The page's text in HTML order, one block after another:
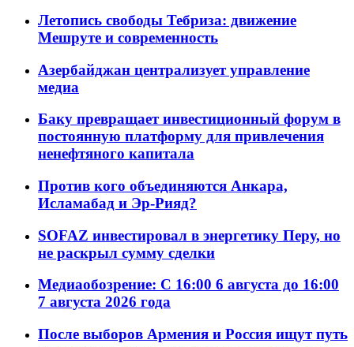
Летопись свободы Тебриза: движение
Мешруте и современность
Азербайджан централизует управление
медиа
Баку превращает инвестиционный форум в
постоянную платформу для привлечения
ненефтяного капитала
Против кого объединяются Анкара,
Исламабад и Эр-Рияд?
SOFAZ инвестировал в энергетику Перу, но
не раскрыл сумму сделки
Медиаобозрение: С 16:00 6 августа до 16:00
7 августа 2026 года
После выборов Армения и Россия ищут путь